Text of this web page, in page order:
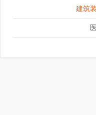
建筑